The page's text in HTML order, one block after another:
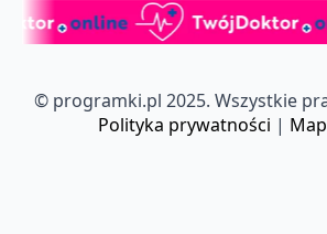
© programki.pl 2025. Wszystkie
Polityka prywatności |